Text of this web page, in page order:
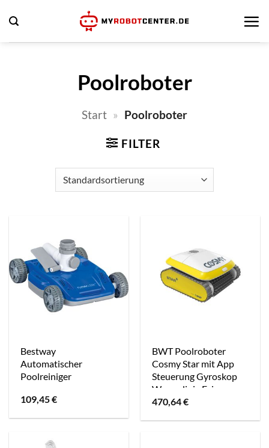
Inhalt
springen
Poolroboter
Start » Poolroboter
FILTER
Bestway
Automatischer
Poolreiniger
109,45€
BWT Poolroboter
Cosmy Star mit App
Steuerung Gyroskop
Wasserlinie Feiner
Filter
470,64€